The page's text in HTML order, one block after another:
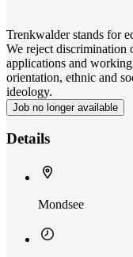
Trenkwalder stands for
We reject
applications and
orientation, ethnic and
ideology.
Job no longer available
Details
Mondsee